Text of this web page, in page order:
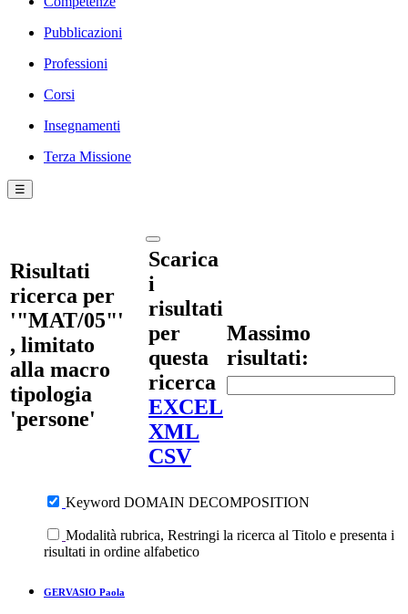
Pubblicazioni
Professioni
Corsi
Insegnamenti
Terza Missione
☰
Risultati
ricerca per
'"MAT/05"'
, limitato
alla macro
tipologia
'persone'
Scarica
i
risultati
per
questa
ricerca
EXCEL
XML
CSV
Massimo
risultati:
Keyword DOMAIN DECOMPOSITION
Modalità rubrica, Restringi la ricerca al Titolo e presenta i
risultati in ordine alfabetico
GERVASIO Paola